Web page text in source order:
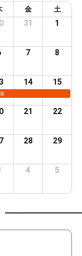
金 土
31 1
7 8
14 15
21 22
28 29
4 5